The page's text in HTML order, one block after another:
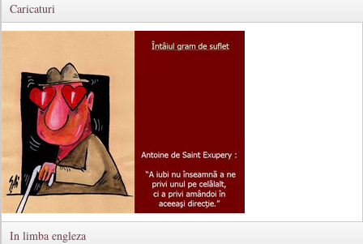
Caricaturi
In limba engleza